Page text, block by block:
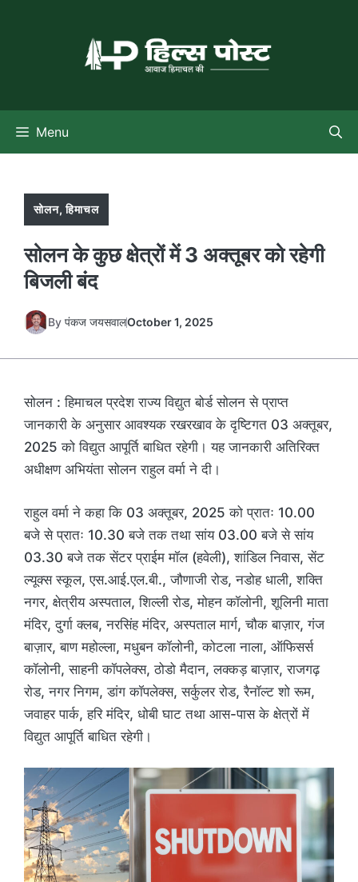
Menu
सोलन,हिमाचल
सोलन के कुछ क्षेत्रों में 3 अक्तूबर को रहेगी
बिजली बंद
By पंकज जयसवालOctober 1, 2025
सोलन : हिमाचल प्रदेश राज्य विद्युत बोर्ड सोलन से प्राप्त
जानकारी के अनुसार आवश्यक रखरखाव के दृष्टिगत 03 अक्तूबर,
2025 को विद्युत आपूर्ति बाधित रहेगी। यह जानकारी अतिरिक्त
अधीक्षण अभियंता सोलन राहुल वर्मा ने दी।
राहुल वर्मा ने कहा कि 03 अक्तूबर, 2025 को प्रातः 10.00
बजे से प्रातः 10.30 बजे तक तथा सांय 03.00 बजे से सांय
03.30 बजे तक सेंटर प्राईम मॉल (हवेली), शांडिल निवास, सेंट
ल्यूक्स स्कूल, एस.आई.एल.बी., जौणाजी रोड, नडोह धाली, शक्ति
नगर, क्षेत्रीय अस्पताल, शिल्ली रोड, मोहन कॉलोनी, शूलिनी माता
मंदिर, दुर्गा क्लब, नरसिंह मंदिर, अस्पताल मार्ग, चौक बाज़ार, गंज
बाज़ार, बाण महोल्ला, मधुबन कॉलोनी, कोटला नाला, ऑफिसर्स
कॉलोनी, साहनी कॉपलेक्स, ठोडो मैदान, लक्कड़ बाज़ार, राजगढ़
रोड, नगर निगम, डांग कॉपलेक्स, सर्कुलर रोड, रैनॉल्ट शो रूम,
जवाहर पार्क, हरि मंदिर, धोबी घाट तथा आस-पास के क्षेत्रों में
विद्युत आपूर्ति बाधित रहेगी।